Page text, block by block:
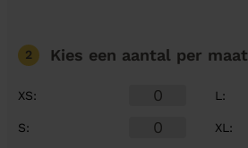
2 Kies een aantal per maat
XS:
S:
L :
XL :